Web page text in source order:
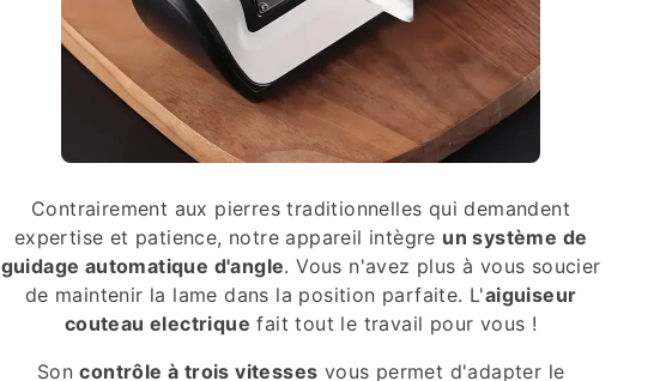
Contrairement aux pierres traditionnelles qui demandent
expertise et patience, notre appareil intègre un système de
guidage automatique d'angle. Vous n'avez plus à vous soucier
de maintenir la lame dans la position parfaite. L'aiguiseur
couteau electrique fait tout le travail pour vous !
Soncontrôle à trois vitesses vous permet d'adapter le